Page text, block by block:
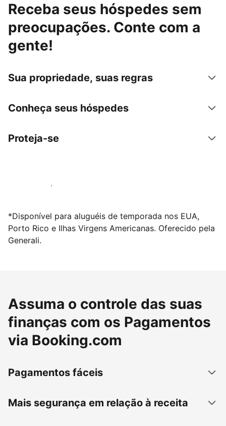
Receba seus hóspedes sem
preocupações. Conte com a
gente!
Sua propriedade, suas regras
Conheça seus hóspedes
Proteja-se
Anunciar conosco
*Disponível para aluguéis de temporada nos EUA,
Porto Rico e Ilhas Virgens Americanas. Oferecido pela
Generali.
Assuma o controle das suas
finanças com os Pagamentos
via Booking.com
Pagamentos fáceis
Mais segurança em relação à receita